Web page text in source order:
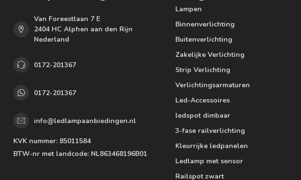
Van Foreestlaan 7 E
2404 HC Alphen aan den Rijn
Nederland
0172-201367
0172-201367
info@ledlampaanbiedingen.nl
KVK nummer: 85011584
BTW-nr met landcode: NL863468196B01
Lampen
Binnenverlichting
Buitenverlichting
Zakelijke Verlichting
Strip Verlichting
Verlichtingsarmaturen
Led-Accessoires
ledspot dimbaar
3-fase railverlichting
Kleurrijke ledpanelen
Ledlamp met sensor
Railspot zwart